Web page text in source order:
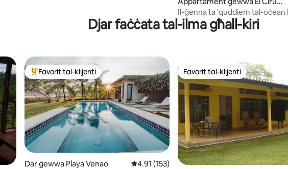
o
Il-ġenna ta 'quddiem tal-oċean
atmosfera tropikali privata
Djar faċċata tal-ilma għall-kiri
Wieħed mill-aqwa favoriti tal-klijenti
Favorit tal-klijenti
Dar ġewwa Playa Venao Rating medju ta' 4.91 minn 5, skont dan-
4.91 (153)
Favorit tal-klijenti
Favorit tal-klijenti